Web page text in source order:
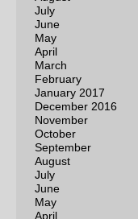
July
June
May
April
March
February
January 2017
December 2016
November
October
September
August
July
June
May
April